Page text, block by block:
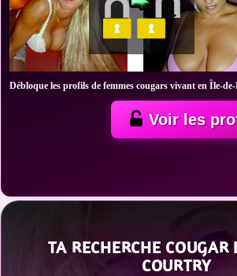
Débloque les profils de femmes cougars vivant en Île-
Voir les
TA RECHERCHE COUGAR
COURTRY